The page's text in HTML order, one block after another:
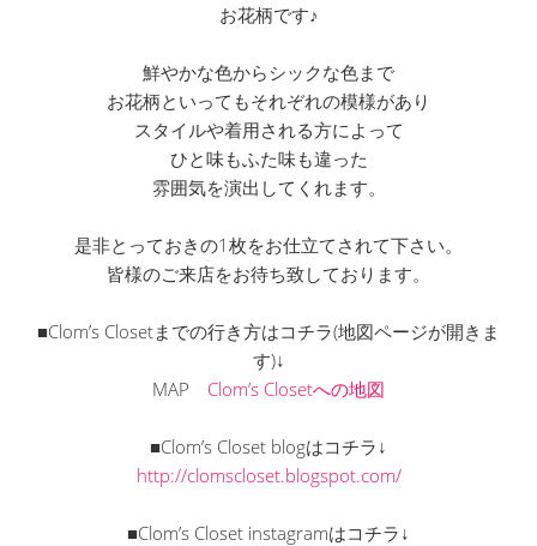
お花柄です♪
鮮やかな色からシックな色まで
お花柄といってもそれぞれの模様があり
スタイルや着用される方によって
ひと味もふた味も違った
雰囲気を演出してくれます。
是非とっておきの1枚をお仕立てされて下さい。
皆様のご来店をお待ち致しております。
■Clom’s Closetまでの行き方はコチラ(地図ページが開きま
す)↓
MAP Clom’s Closetへの地図
■Clom’s Closet blogはコチラ↓
http://clomscloset.blogspot.com/
■Clom’s Closet instagramはコチラ↓